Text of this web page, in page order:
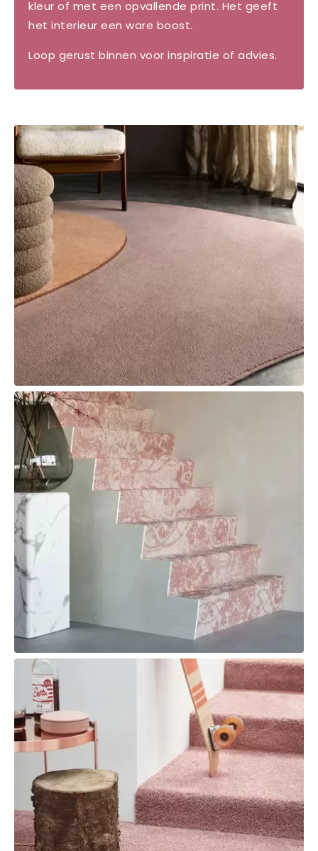
kleur of met een opvallende print. Het geeft
het interieur een ware boost.
Loop gerust binnen voor inspiratie of advies.